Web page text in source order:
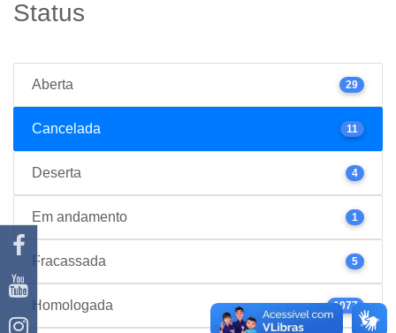
Status
Aberta 29
Cancelada 11
Deserta 4
Em andamento 1
Fracassada 5
Homologada 1077